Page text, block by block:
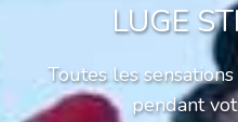
LUGE
Toutes les
pendant